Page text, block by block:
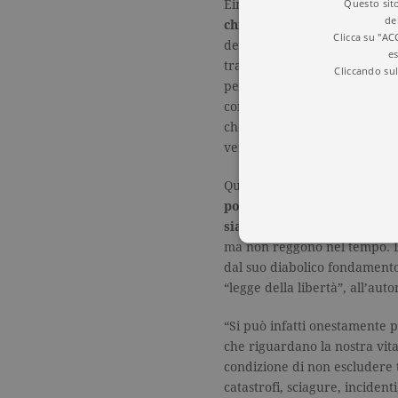
Einstein, la concezione
chiede l’autore
. “Se ci
del corpo, della psiche e
tradizione e all’autorità
peggiore. C’è qualche via
concetto di libertà o ci
che sia davvero
veramente libero?”.
Qui sta il dramma
. La
potere non sono per
siamo liberi o meno
ma non reggono nel tempo.
dal suo diabolico
“legge della libertà”,
“Si può infatti onestamente
che riguardano la nostra
condizione di non
catastrofi, sciagure,
Clicca su
Cliccando
I cookie tecnici sono
dell'account. Il sito Web
Garante, i cookie analitici
Nome
_gid